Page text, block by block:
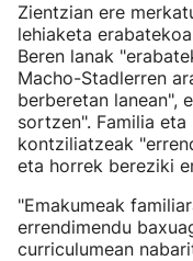
Zientzian ere
lehiaketa
Beren lanak
Macho-Stadlerren
berberetan lanean",
sortzen". Familia
kontziliatzeak
eta horrek bereziki
"Emakumeak
errendimendu
curriculumean